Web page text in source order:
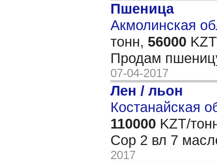
Пшеница
Акмолинская
тонн, 56000
Продам
07-04-2017
Лен / льон
Костанайская
110000 KZT/
Сор 2 вл 7
2017